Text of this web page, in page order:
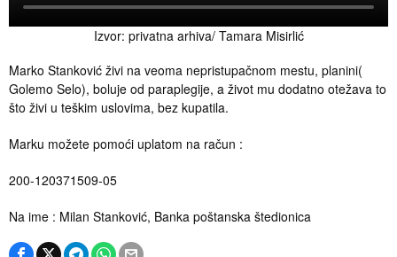
Izvor: privatna arhiva/ Tamara Misirlić
Marko Stanković živi na veoma nepristupačnom mestu, planini(
Golemo Selo), boluje od paraplegije, a život mu dodatno otežava to
što živi u teškim uslovima, bez kupatila.
Marku možete pomoći uplatom na račun :
200-120371509-05
Na ime : Milan Stanković, Banka poštanska štedionica